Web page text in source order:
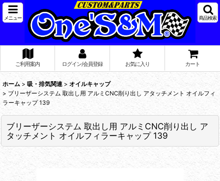
メニュー 商品検索
ご利用案内 ログイン/会員登録 お気に入り カート
ホーム > 吸・排気関連 > オイルキャップ
> ブリーザーシステム 取出し用 アルミCNC削り出し アタッチメント オイルフィ
ラーキャップ 139
ブリーザーシステム 取出し用 アルミCNC削り出し ア
タッチメント オイルフィラーキャップ 139